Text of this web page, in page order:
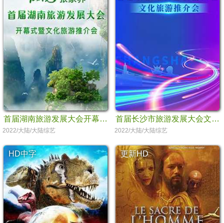
首届湖南旅游发展大会开幕式暨文化旅游推介会
2022/大陆/大陆综艺
首届长沙市旅游发展大会文化旅游推介会
2022/大陆/大陆综艺
HD中字 更新HD